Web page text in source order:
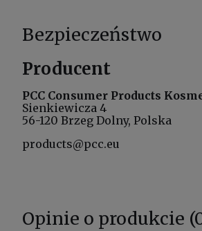
Bezpieczeństwo
Producent
PCC Consumer Products
Sienkiewicza 4
56-120 Brzeg Dolny, Polska
products@pcc.eu
Opinie o produkcie